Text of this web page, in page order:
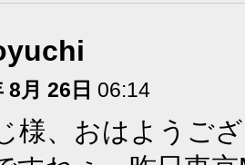
8月 26日 06:14
様、おはようご